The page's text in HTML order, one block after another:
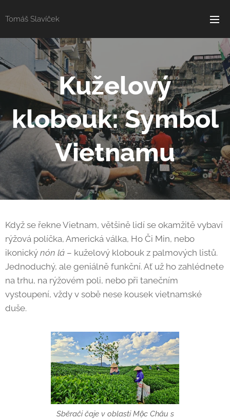
Tomáš Slavíček
Kuželový
klobouk: Symbol
Vietnamu
Když se řekne Vietnam, většině lidí se okamžitě vybaví
rýžová políčka, Americká válka, Ho Či Min, nebo
ikonický nón lá – kuželový klobouk z palmových listů.
Jednoduchý, ale geniálně funkční. Ať už ho zahlédnete
na trhu, na rýžovém poli, nebo při tanečním
vystoupení, vždy v sobě nese kousek vietnamské
duše.
Sběrači čaje v oblasti Mộc Châu s